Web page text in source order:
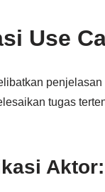
Use
tugas
Aktor: